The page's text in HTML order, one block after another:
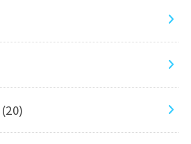
(20)